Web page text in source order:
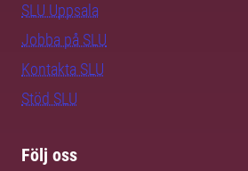
SLU Uppsala
Jobba på SLU
Kontakta SLU
Stöd SLU
Följ oss